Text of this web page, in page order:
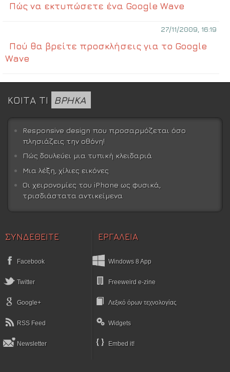
Πώς να εκτυπώσετε ένα Google Wave
27/11/2009, 16:19
Πού θα βρείτε προσκλήσεις για το Google
Wave
ΚΟΙΤΑ ΤΙ ΒΡΗΚΑ
Responsive design που προσαρμόζεται όσο
πλησιάζεις την οθόνη!
Πώς δουλεύει μια τυπική κλειδαριά
Μια λέξη, χίλιες εικόνες
Οι χειρονομίες του iPhone ως φυσικά,
τρισδιάστατα αντικείμενα
ΣΥΝΔΕΘΕΙΤΕ
Facebook
Twitter
Google+
RSS Feed
Newsletter
ΕΡΓΑΛΕΙΑ
Windows 8 App
Freeweird e-zine
Λεξικό όρων τεχνολογίας
Widgets
Embed it!